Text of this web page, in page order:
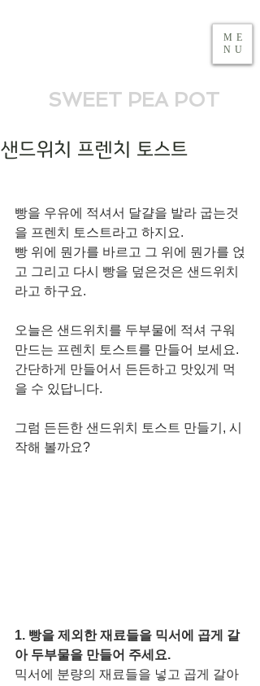
SWEET PEA POT
ME
NU
샌드위치 프렌치 토스트
빵을 우유에 적셔서 달걀을 발라 굽는것
을 프렌치 토스트라고 하지요.
빵 위에 뭔가를 바르고 그 위에 뭔가를 얹
고 그리고 다시 빵을 덮은것은 샌드위치
라고 하구요.
오늘은 샌드위치를 두부물에 적셔 구워
만드는 프렌치 토스트를 만들어 보세요.
간단하게 만들어서 든든하고 맛있게 먹
을 수 있답니다.
그럼 든든한 샌드위치 토스트 만들기, 시
작해 볼까요?
1. 빵을 제외한 재료들을 믹서에 곱게 갈
아 두부물을 만들어 주세요.
믹서에 분량의 재료들을 넣고 곱게 갈아